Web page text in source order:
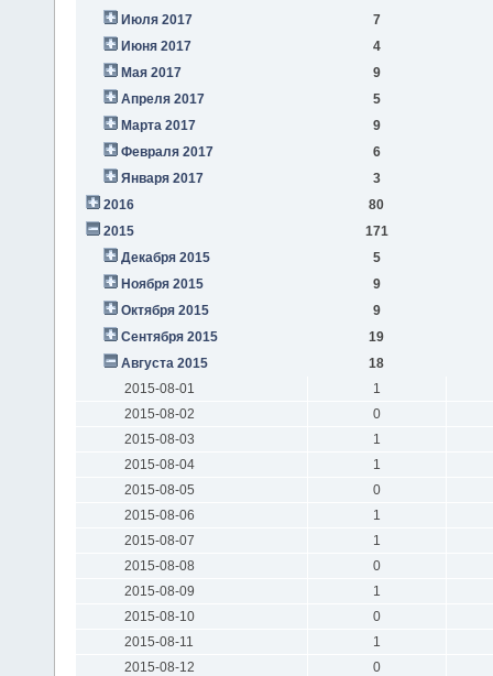
Июля 2017
7
Июня 2017
4
Мая 2017
9
Апреля 2017
5
Марта 2017
9
Февраля 2017
6
Января 2017
3
2016
80
2015
171
Декабря 2015
5
Ноября 2015
9
Октября 2015
9
Сентября 2015
19
Августа 2015
18
2015-08-01
1
2015-08-02
0
2015-08-03
1
2015-08-04
1
2015-08-05
0
2015-08-06
1
2015-08-07
1
2015-08-08
0
2015-08-09
1
2015-08-10
0
2015-08-11
1
2015-08-12
0